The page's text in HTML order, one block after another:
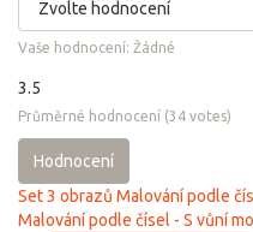
Vaše hodnocení: Žádné
3.5
Průměrné hodnocení (34 votes)
Hodnocení
Set 3 obrazů Malování podle
Malování podle čísel - S vůní